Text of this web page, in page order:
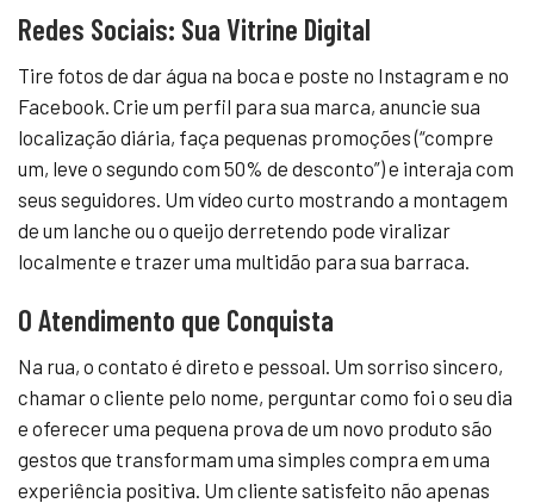
Redes Sociais: Sua Vitrine Digital
Tire fotos de dar água na boca e poste no Instagram e no
Facebook. Crie um perfil para sua marca, anuncie sua
localização diária, faça pequenas promoções (“compre
um, leve o segundo com 50% de desconto”) e interaja com
seus seguidores. Um vídeo curto mostrando a montagem
de um lanche ou o queijo derretendo pode viralizar
localmente e trazer uma multidão para sua barraca.
O Atendimento que Conquista
Na rua, o contato é direto e pessoal. Um sorriso sincero,
chamar o cliente pelo nome, perguntar como foi o seu dia
e oferecer uma pequena prova de um novo produto são
gestos que transformam uma simples compra em uma
experiência positiva. Um cliente satisfeito não apenas